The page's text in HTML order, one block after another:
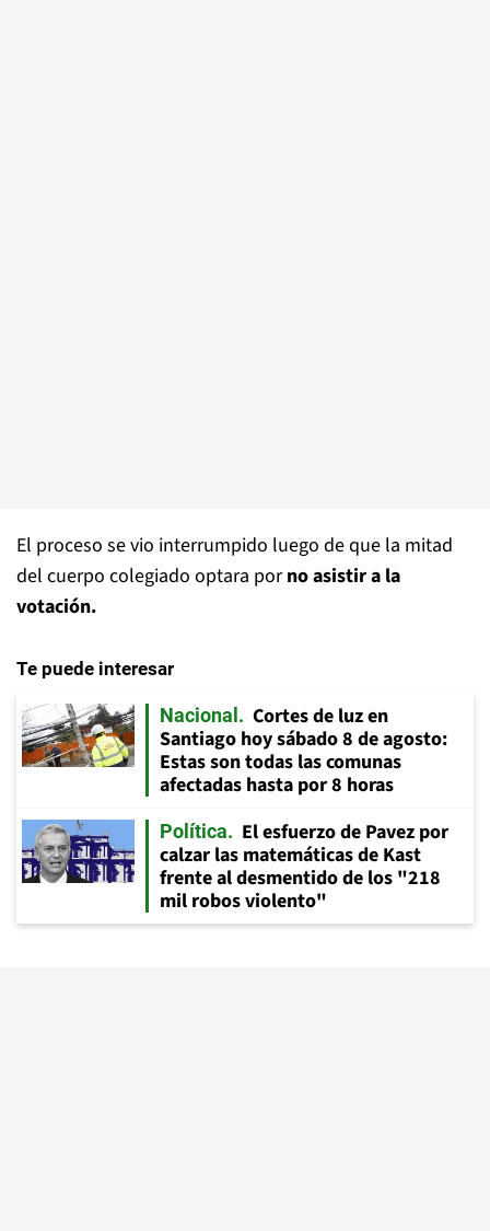
El proceso se vio interrumpido luego de que la mitad
del cuerpo colegiado optara porno asistir a la
votación.
Te puede interesar
Nacional
Cortes de luz en
Santiago hoy sábado 8 de agosto:
Estas son todas las comunas
afectadas hasta por 8 horas
Política
El esfuerzo de Pavez por
calzar las matemáticas de Kast
frente al desmentido de los "218
mil robos violento"